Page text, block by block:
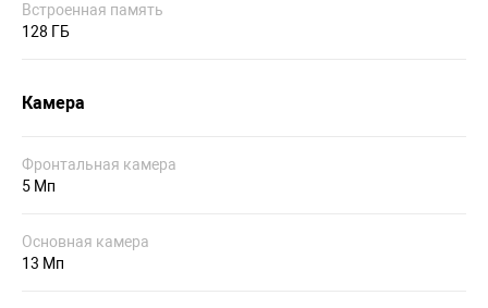
Встроенная память
128 ГБ
Камера
Фронтальная камера
5 Мп
Основная камера
13 Мп